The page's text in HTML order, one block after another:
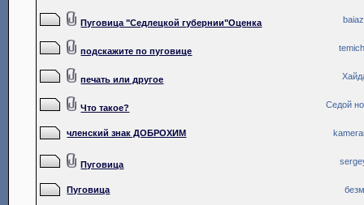
Пуговица "Седлецкой губернии"Оценка
подскажите по пуговице
печать или другое
Что такое? Седой
членский знак ДОБРОХИМ
Пуговица
Пуговица